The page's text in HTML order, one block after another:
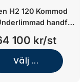
H2 120 Kommod
handfat
Wood/Jura Select
Underlimmat matt
sand porslin)
100 kr/st
Välj ...